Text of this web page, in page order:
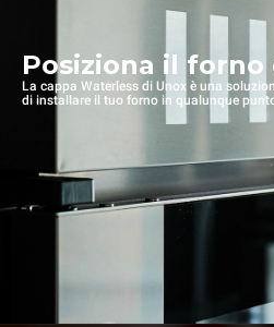
Posiziona il forno
La cappa Waterless di Unox è una
di installare il tuo forno in qualunque